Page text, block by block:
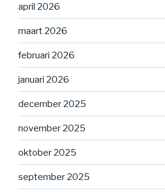
april 2026
maart 2026
februari 2026
januari 2026
december 2025
november 2025
oktober 2025
september 2025